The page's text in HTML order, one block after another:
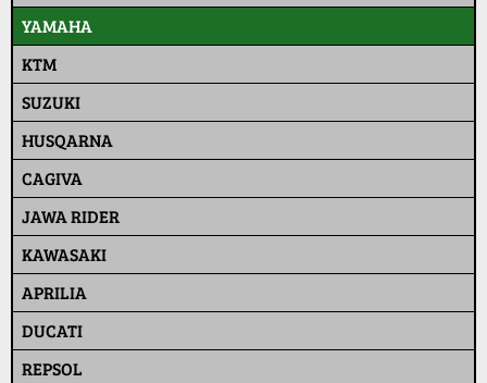
YAMAHA
KTM
SUZUKI
HUSQARNA
CAGIVA
JAWA RIDER
KAWASAKI
APRILIA
DUCATI
REPSOL